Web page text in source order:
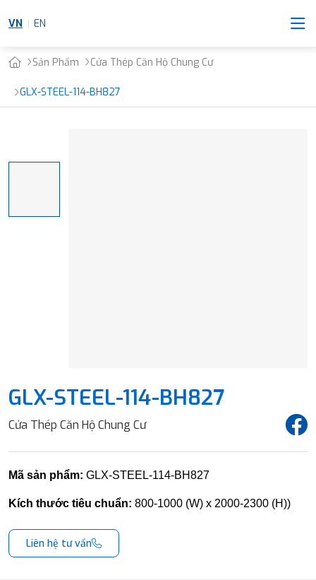
VN EN
Sản Phẩm Cửa Thép Căn Hộ Chung Cư
GLX-STEEL-114-BH827
GLX-STEEL-114-BH827
Cửa Thép Căn Hộ Chung Cư
Mã sản phẩm: GLX-STEEL-114-BH827
Kích thước tiêu chuẩn: 800-1000 (W) x 2000-2300 (H))
Liên hệ tư vấn